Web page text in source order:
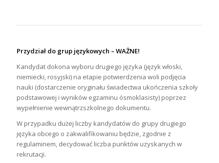
Przydział do grup językowych – WAŻNE!
Kandydat dokona wyboru drugiego języka (język włoski,
niemiecki, rosyjski) na etapie potwierdzenia woli podjęcia
nauki (dostarczenie oryginału świadectwa ukończenia szkoły
podstawowej i wyników egzaminu ósmoklasisty) poprzez
wypełnienie wewnątrzszkolnego dokumentu.
W przypadku dużej liczby kandydatów do grupy drugiego
języka obcego o zakwalifikowaniu będzie, zgodnie z
regulaminem, decydować liczba punktów uzyskanych w
rekrutacji.